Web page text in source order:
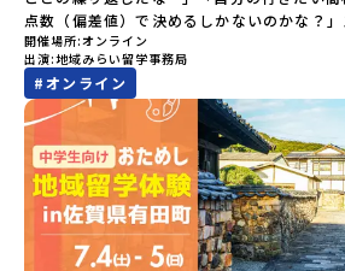
点数（偏差値）で決めるしかないのかな？
路にモヤモヤしているそこのあなたへ！👀テ
あなたの「ワクワク（＝自分軸）」で進路を
択肢が、「地域みらい留学」です。「でも
の高校に進学するなんて不安…」そんな人
にプチ体験できる【おためし地域留学】の
ン説明会のアーカイブ（録画）を公開中です
🔥／おためし地域留学 3つのワクワク🔥🔥
「圧倒的な感動」！教科書を読むだけじゃ
らではの大自然や歴史を「五感」でフル体
伝統文化に触れたり、本物の冒険が待って
開催場所 オンライン
出演 地域みらい留学事務局
#オンライン